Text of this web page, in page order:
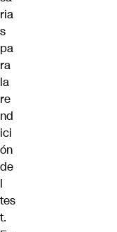
ria
s
pa
ra
la
re
nd
ici
ón
de
l
tes
t.